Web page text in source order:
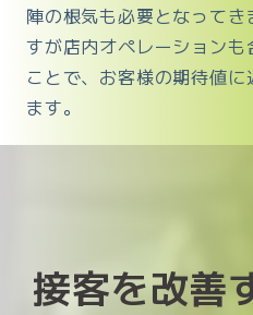
陣の根気も必要となって
すが店内オペレーション
ことで、お客様の期待値
ます。
接客を改善